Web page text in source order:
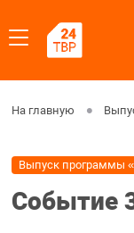
На главную
Выпуск программы
Событие